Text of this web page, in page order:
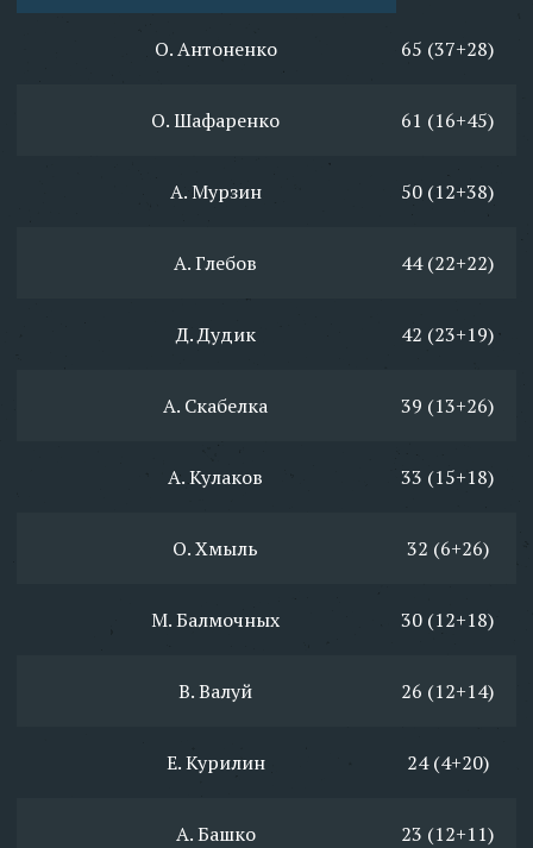
О. Антоненко 65 (37+28)
О. Шафаренко 61 (16+45)
А. Мурзин 50 (12+38)
А. Глебов 44 (22+22)
Д. Дудик 42 (23+19)
А. Скабелка 39 (13+26)
А. Кулаков 33 (15+18)
О. Хмыль 32 (6+26)
М. Балмочных 30 (12+18)
В. Валуй 26 (12+14)
Е. Курилин 24 (4+20)
А. Башко 23 (12+11)